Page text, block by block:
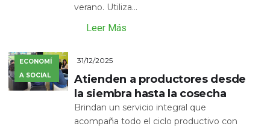
verano. Utiliza...
Leer Más
ECONOMÍ
A SOCIAL
31/12/2025
Atienden a productores desde
la siembra hasta la cosecha
Brindan un servicio integral que
acompaña todo el ciclo productivo con